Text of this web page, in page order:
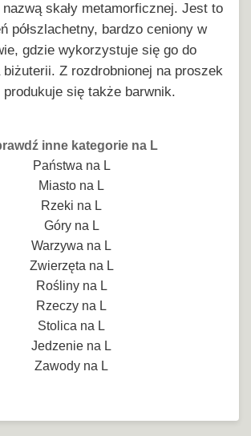
skały metamorficznej. Jest to
półszlachetny, bardzo ceniony w
gdzie wykorzystuje się go do
Z rozdrobnionej na proszek
produkuje się także barwnik.
inne kategorie na L
Państwa na L
Miasto na L
Rzeki na L
Góry na L
Warzywa na L
Zwierzęta na L
Rośliny na L
Rzeczy na L
Stolica na L
Jedzenie na L
Zawody na L